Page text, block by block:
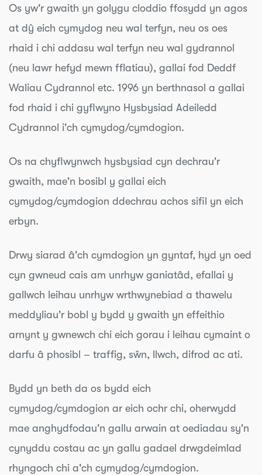
Os yw'r gwaith yn golygu cloddio ffosydd yn agos
at dŷ eich cymydog neu wal terfyn, neu os oes
rhaid i chi addasu wal terfyn neu wal gydrannol
(neu lawr hefyd mewn fflatiau), gallai fod Deddf
Waliau Cydrannol etc. 1996 yn berthnasol a gallai
fod rhaid i chi gyflwyno Hysbysiad Adeiledd
Cydrannol i'ch cymydog/cymdogion.
Os na chyflwynwch hysbysiad cyn dechrau'r
gwaith, mae'n bosibl y gallai eich
cymydog/cymdogion ddechrau achos sifil yn eich
erbyn.
Drwy siarad â'ch cymdogion yn gyntaf, hyd yn oed
cyn gwneud cais am unrhyw ganiatâd, efallai y
gallwch leihau unrhyw wrthwynebiad a thawelu
meddyliau'r bobl y bydd y gwaith yn effeithio
arnynt y gwnewch chi eich gorau i leihau cymaint o
darfu â phosibl – traffig, sŵn, llwch, difrod ac ati.
Bydd yn beth da os bydd eich
cymydog/cymdogion ar eich ochr chi, oherwydd
mae anghydfodau'n gallu arwain at oediadau sy'n
cynyddu costau ac yn gallu gadael drwgdeimlad
rhyngoch chi a'ch cymydog/cymdogion.